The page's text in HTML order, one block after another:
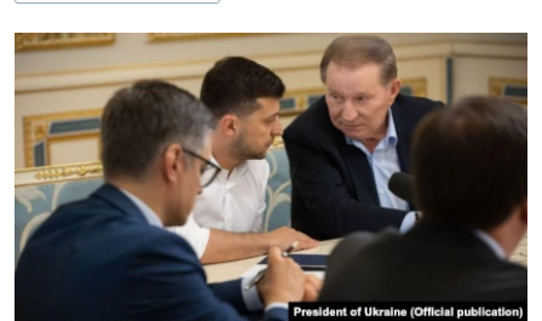
ՏԱՐԱԾԱՇՐՋԱՆ
ՄԻՋԱԶԳԱՅԻՆ
ՄՇԱԿՈՒՅԹ
ՍՊՈՐՏ
ՄԵԿՆԱԲԱՆՈՒԹՅՈՒՆ